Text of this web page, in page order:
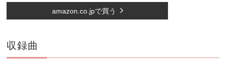
amazon.co.jpで買う
収録曲